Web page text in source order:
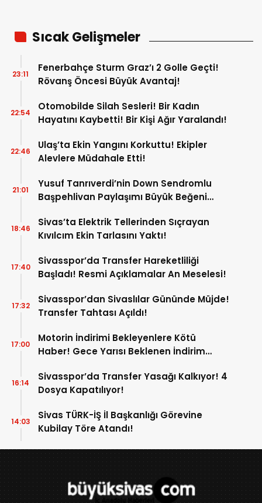
Sıcak Gelişmeler
Fenerbahçe Sturm Graz’ı 2 Golle Geçti!
Rövanş Öncesi Büyük Avantaj!
23:11
Otomobilde Silah Sesleri! Bir Kadın
Hayatını Kaybetti! Bir Kişi Ağır Yaralandı!
22:54
Ulaş’ta Ekin Yangını Korkuttu! Ekipler
Alevlere Müdahale Etti!
22:46
Yusuf Tanrıverdi’nin Down Sendromlu
Başpehlivan Paylaşımı Büyük Beğeni
21:01
Sivas’ta Elektrik Tellerinden Sıçrayan
Kıvılcım Ekin Tarlasını Yaktı!
18:46
Sivasspor’da Transfer Hareketliliği
Başladı! Resmi Açıklamalar An Meselesi!
17:40
Sivasspor’dan Sivaslılar Gününde Müjde!
Transfer Tahtası Açıldı!
17:32
Motorin İndirimi Bekleyenlere Kötü
Haber! Gece Yarısı Beklenen İndirim
17:00
Sivasspor’da Transfer Yasağı Kalkıyor! 4
Dosya Kapatılıyor!
16:14
Sivas TÜRK-İŞ İl Başkanlığı Görevine
Kubilay Töre Atandı!
14:03